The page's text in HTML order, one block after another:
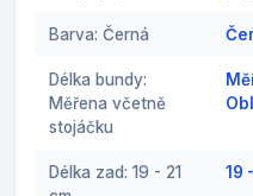
Barva: Černá
Délka bundy:
Měřena včetně
stojáčku
Délka zad: 19 - 21
19